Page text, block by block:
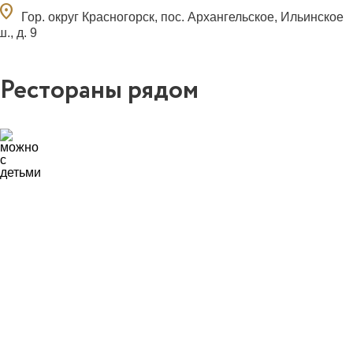
Гор. округ Красногорск, пос. Архангельское, Ильинское
д. 9
Рестораны рядом